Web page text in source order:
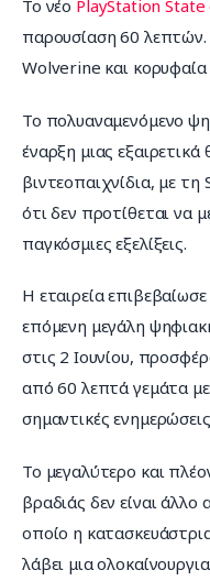
Το νέο PlayStation State
παρουσίαση 60 λεπτών.
Wolverine και
Το πολυαναμενόμενο
έναρξη μιας
βιντεοπαιχνίδια, με
ότι δεν προτίθεται να
παγκόσμιες εξελίξεις.
Η εταιρεία
επόμενη μεγάλη
στις 2 Ιουνίου,
από 60 λεπτά γεμάτα
σημαντικές
Το μεγαλύτερο και
βραδιάς δεν είναι
οποίο η
λάβει μια